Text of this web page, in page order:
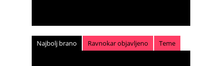
Najbolj brano Ravnokar objavljeno Teme